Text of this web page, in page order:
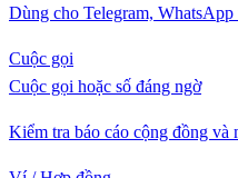
Dùng cho Telegram, WhatsApp
Cuộc gọi
Cuộc gọi hoặc số đáng ngờ
Kiểm tra báo cáo cộng đồng và